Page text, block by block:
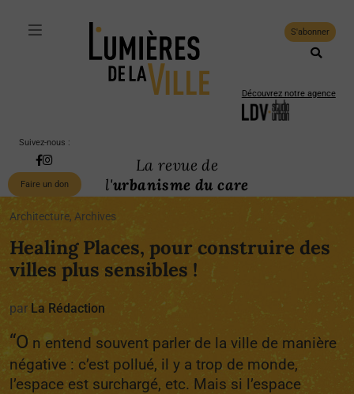
S'abonner
Découvrez notre agence
Suivez-nous :
Faire un don
La revue de
l'urbanisme du care
Architecture, Archives
Healing Places, pour construire des
villes plus sensibles !
par La Rédaction
“O n entend souvent parler de la ville de manière
négative : c’est pollué, il y a trop de monde,
l’espace est surchargé, etc. Mais si l’espace